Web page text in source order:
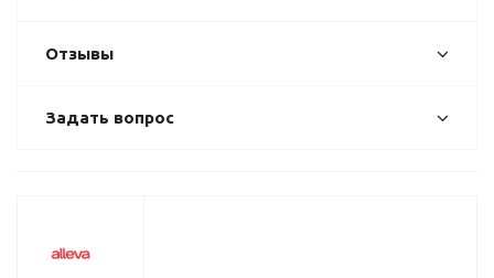
Отзывы
Задать вопрос